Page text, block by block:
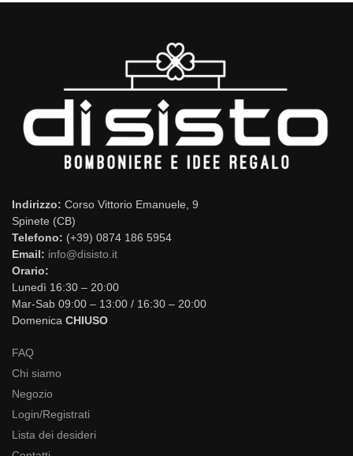
Indirizzo: Corso Vittorio Emanuele, 9
Spinete (CB)
Telefono: (+39) 0874 186 5954
Email: info@disisto.it
Orario:
Lunedì 16:30 – 20:00
Mar-Sab 09:00 – 13:00 / 16:30 – 20:00
Domenica CHIUSO
FAQ
Chi siamo
Negozio
Login/Registrati
Lista dei desideri